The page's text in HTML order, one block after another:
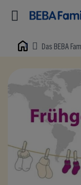
Home Das BEBA